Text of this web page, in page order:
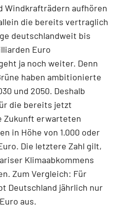
Windkrafträdern aufhören
die bereits vertraglich
deutschlandweit bis
Euro
ja noch weiter. Denn
haben ambitionierte
und 2050. Deshalb
die bereits jetzt
Zukunft erwarteten
in Höhe von 1.000 oder
Die letztere Zahl gilt,
Klimaabkommens
Zum Vergleich: Für
Deutschland jährlich nur
aus.